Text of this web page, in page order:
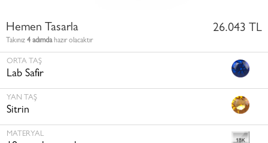
Hemen Tasarla
Takınız 4 adımdahazır olacaktır
26.043 TL
ORTA TAŞ
Lab Safir
YAN TAŞ
Sitrin
MATERYAL